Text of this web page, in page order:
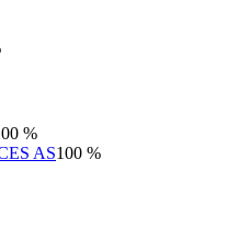
%
AS100 %